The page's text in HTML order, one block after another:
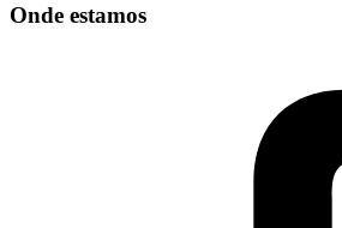
Onde estamos